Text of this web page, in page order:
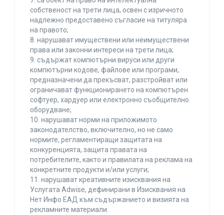
собственост на трети лица, освен с изричното
надлежно предоставено съгласие на титуляра
на правото;
8. нарушават имуществени или неимуществени
права или законни интереси на трети лица;
9. съдържат компютърни вируси или други
компютърни кодове, файлове или програми,
предназначени да прекъсват, разстройват или
ограничават функционирането на компютърен
софтуер, хардуер или електронно съобщително
оборудване;
10. нарушават норми на приложимото
законодателство, включително, но не само
нормите, регламентиращи защитата на
конкуренцията, защита правата на
потребителите, както и правилата на реклама на
конкретните продукти и/или услуги;
11. нарушават креативните изисквания на
Услугата Adwise, дефинирани в Изисквания на
Нет Инфо ЕАД към съдържанието и визията на
рекламните материали.